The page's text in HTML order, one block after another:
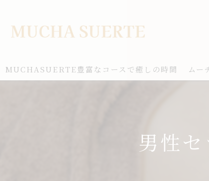
MUCHASUERTE豊富なコースで癒しの時間 ムー
男性